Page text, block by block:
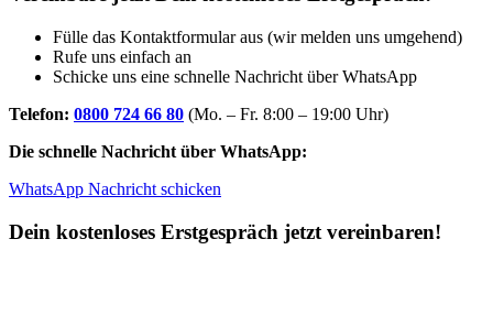
Fülle das Kontaktformular aus (wir melden uns umgehend)
Rufe uns einfach an
Schicke uns eine schnelle Nachricht über WhatsApp
Telefon: 0800 724 66 80 (Mo. – Fr. 8:00 – 19:00 Uhr)
Die schnelle Nachricht über WhatsApp:
WhatsApp Nachricht schicken
Dein kostenloses Erstgespräch jetzt vereinbaren!